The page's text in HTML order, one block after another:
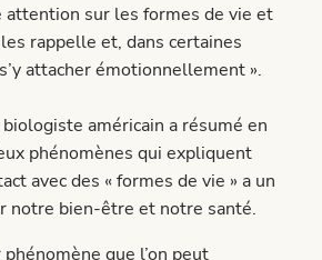
attention sur les formes de vie et
rappelle et, dans certaines
attacher émotionnellement ».
américain a résumé en
phénomènes qui expliquent
avec des « formes de vie » a un
notre bien-être et notre santé.
que l’on peut